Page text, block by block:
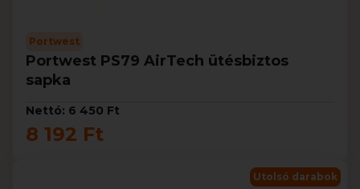
Portwest
Portwest PS79 AirTech ütésbiztos
sapka
Nettó: 6 450 Ft
8 192 Ft
Utolsó darabok